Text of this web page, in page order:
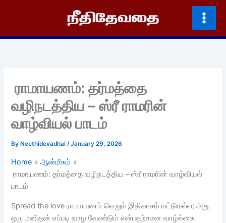
ராமாயணம்: தர்மத்தை
வழிநடத்திய – ஸ்ரீ ராமரின்
வாழ்வியல் பாடம்
ByNeethidevadhai/January 29, 2026
Home
ஆன்மீகம்
ராமாயணம்: தர்மத்தை வழிநடத்திய – ஸ்ரீ ராமரின் வாழ்வியல்
பாடம்
Spread the love ராமாயணம் வெறும் இதிகாசம் மட்டுமல்ல; அது
ஒரு மனிதன் எப்படி வாழ வேண்டும் என்பதற்கான வாழ்க்கை